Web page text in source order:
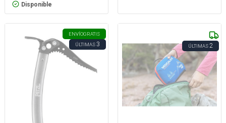
Disponible
ENVÍOGRATIS
ÚLTIMAS3 ÚLTIMAS2